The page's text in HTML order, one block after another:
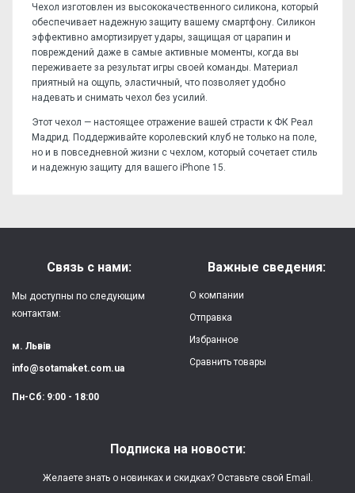
Чехол изготовлен из высококачественного силикона, который
обеспечивает надежную защиту вашему смартфону. Силикон
эффективно амортизирует удары, защищая от царапин и
повреждений даже в самые активные моменты, когда вы
переживаете за результат игры своей команды. Материал
приятный на ощупь, эластичный, что позволяет удобно
надевать и снимать чехол без усилий.
Этот чехол — настоящее отражение вашей страсти к ФК Реал
Мадрид. Поддерживайте королевский клуб не только на поле,
но и в повседневной жизни с чехлом, который сочетает стиль
и надежную защиту для вашего iPhone 15.
Защита:
от ударов,
Качество:
яркая, четкая
Особенности:
(влагостойкая, гибкая)
Напишите отзыв или мнение
Связь с нами:
Мы доступны по следующим
контактам:
м. Львів
info@sotamaket.com.ua
Пн-Сб: 9:00 - 18:00
Важные сведения:
О компании
Отправка
Избранное
Сравнить товары
Подписка на новости:
Желаете знать о новинках и скидках? Оставьте свой Email.